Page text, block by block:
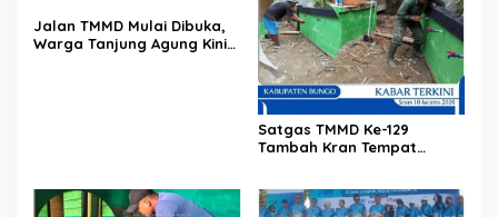
Jalan TMMD Mulai Dibuka,
Warga Tanjung Agung Kini
Satgas TMMD Ke-129
Tambah Kran Tempat